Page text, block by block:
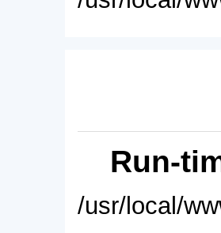
Run-
/usr/local/